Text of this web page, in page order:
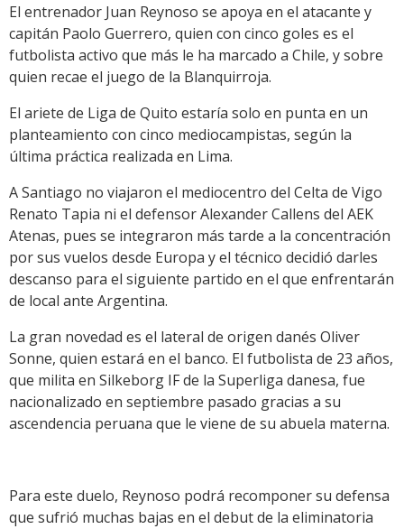
El entrenador Juan Reynoso se apoya en el atacante y
capitán Paolo Guerrero, quien con cinco goles es el
futbolista activo que más le ha marcado a Chile, y sobre
quien recae el juego de la Blanquirroja.
El ariete de Liga de Quito estaría solo en punta en un
planteamiento con cinco mediocampistas, según la
última práctica realizada en Lima.
A Santiago no viajaron el mediocentro del Celta de Vigo
Renato Tapia ni el defensor Alexander Callens del AEK
Atenas, pues se integraron más tarde a la concentración
por sus vuelos desde Europa y el técnico decidió darles
descanso para el siguiente partido en el que enfrentarán
de local ante Argentina.
La gran novedad es el lateral de origen danés Oliver
Sonne, quien estará en el banco. El futbolista de 23 años,
que milita en Silkeborg IF de la Superliga danesa, fue
nacionalizado en septiembre pasado gracias a su
ascendencia peruana que le viene de su abuela materna.
Para este duelo, Reynoso podrá recomponer su defensa
que sufrió muchas bajas en el debut de la eliminatoria